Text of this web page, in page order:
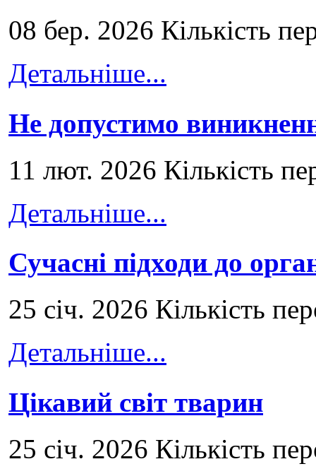
08 бер. 2026 Кількість
Детальніше...
Не допустимо
11 лют. 2026 Кількість
Детальніше...
Сучасні підходи до
25 січ. 2026 Кількість
Детальніше...
Цікавий світ тварин
25 січ. 2026 Кількість